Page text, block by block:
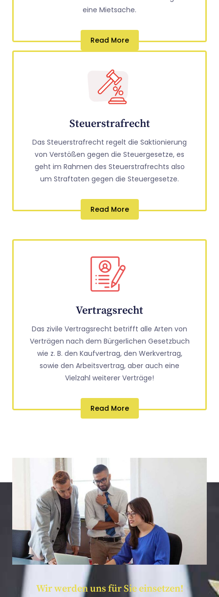
eine Mietsache.
Read More
Steuerstrafrecht
Das Steuerstrafrecht regelt die Saktionierung
von Verstößen gegen die Steuergesetze, es
geht im Rahmen des Steuerstrafrechts also
um Straftaten gegen die Steuergesetze.
Read More
Vertragsrecht
Das zivile Vertragsrecht betrifft alle Arten von
Verträgen nach dem Bürgerlichen Gesetzbuch
wie z. B. den Kaufvertrag, den Werkvertrag,
sowie den Arbeitsvertrag, aber auch eine
Vielzahl weiterer Verträge!
Read More
Wir werden uns für Sie einsetzen!